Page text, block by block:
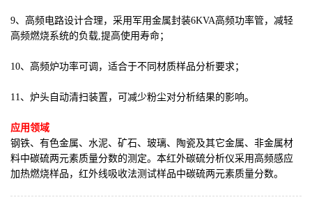
9、高频电路设计合理，采用军用金属封装6KVA高频功率管，减轻
高频燃烧系统的负载,提高使用寿命；
10、高频炉功率可调，适合于不同材质样品分析要求；
11、炉头自动清扫装置，可减少粉尘对分析结果的影响。
应用领域
钢铁、有色金属、水泥、矿石、玻璃、陶瓷及其它金属、非金属材
料中碳硫两元素质量分数的测定。本红外碳硫分析仪采用高频感应
加热燃烧样品，红外线吸收法测试样品中碳硫两元素质量分数。